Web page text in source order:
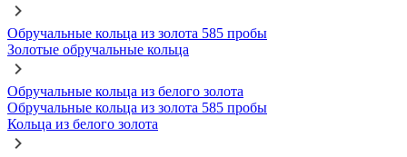
Обручальные кольца из золота 585 пробы
Золотые обручальные кольца
Обручальные кольца из белого золота
Обручальные кольца из золота 585 пробы
Кольца из белого золота